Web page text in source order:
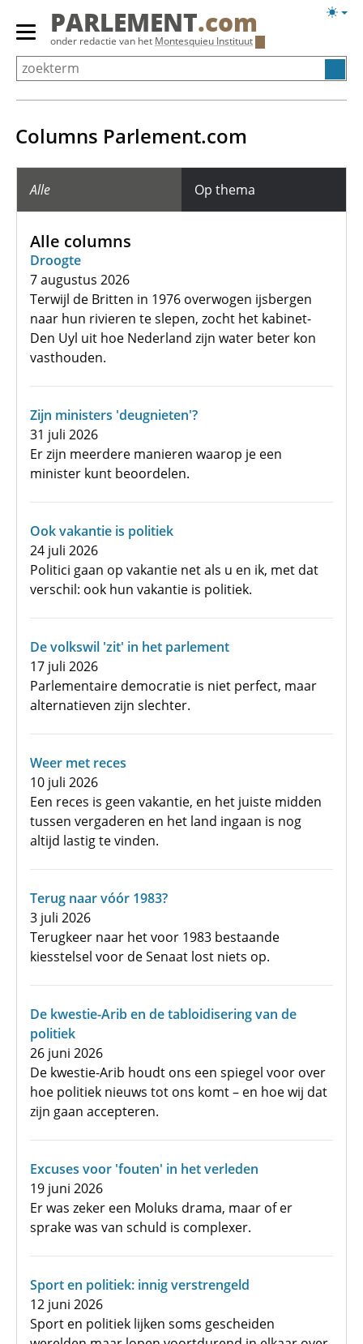
Overslaan
Primair
menu
tonen/verbergen
PARLEMENT.com
onder redactie van het Montesquieu Instituut
Columns Parlement.com
Alle Op thema
Alle columns
Droogte
7 augustus 2026
Terwijl de Britten in 1976 overwogen ijsbergen
naar hun rivieren te slepen, zocht het kabinet-
Den Uyl uit hoe Nederland zijn water beter kon
vasthouden.
Zijn ministers 'deugnieten'?
31 juli 2026
Er zijn meerdere manieren waarop je een
minister kunt beoordelen.
Ook vakantie is politiek
24 juli 2026
Politici gaan op vakantie net als u en ik, met dat
verschil: ook hun vakantie is politiek.
De volkswil 'zit' in het parlement
17 juli 2026
Parlementaire democratie is niet perfect, maar
alternatieven zijn slechter.
Weer met reces
10 juli 2026
Een reces is geen vakantie, en het juiste midden
tussen vergaderen en het land ingaan is nog
altijd lastig te vinden.
Terug naar vóór 1983?
3 juli 2026
Terugkeer naar het voor 1983 bestaande
kiesstelsel voor de Senaat lost niets op.
De kwestie-Arib en de tabloidisering van de
politiek
26 juni 2026
De kwestie-Arib houdt ons een spiegel voor over
hoe politiek nieuws tot ons komt – en hoe wij dat
zijn gaan accepteren.
Excuses voor 'fouten' in het verleden
19 juni 2026
Er was zeker een Moluks drama, maar of er
sprake was van schuld is complexer.
Sport en politiek: innig verstrengeld
12 juni 2026
Sport en politiek lijken soms gescheiden